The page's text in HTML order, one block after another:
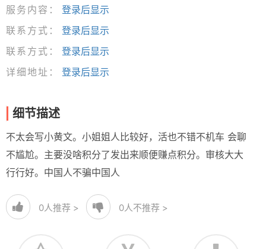
服务内容：
登录后显示
联系方式：
登录后显示
联系方式：
登录后显示
详细地址：
登录后显示
细节描述
不太会写小黄文。小姐姐人比较好，活也不错不机车 会聊
不尴尬。主要没啥积分了发出来顺便赚点积分。审核大大
行行好。中国人不骗中国人
0人推荐 > 0人不推荐 >